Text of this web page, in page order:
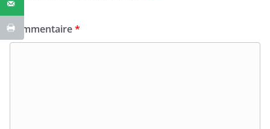
Commentaire*